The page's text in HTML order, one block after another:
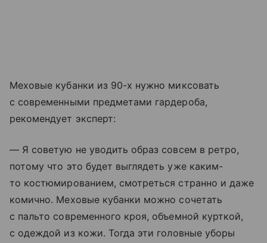
Меховые кубанки из 90-х нужно миксовать
с современными предметами гардероба,
рекомендует эксперт:
— Я советую не уводить образ совсем в ретро,
потому что это будет выглядеть уже каким-
то костюмированием, смотреться странно и даже
комично. Меховые кубанки можно сочетать
с пальто современного кроя, объемной курткой,
с одеждой из кожи. Тогда эти головные уборы